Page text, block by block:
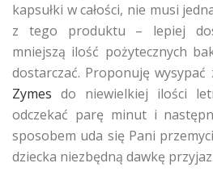
kapsułki w całości, nie musi
z tego produktu – lepiej
mniejszą ilość pożytecznych
dostarczać. Proponuję wysypać
Zymes do niewielkiej ilości
odczekać parę minut i
sposobem uda się Pani
dziecka niezbędną dawkę